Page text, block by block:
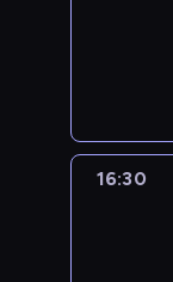
16:30